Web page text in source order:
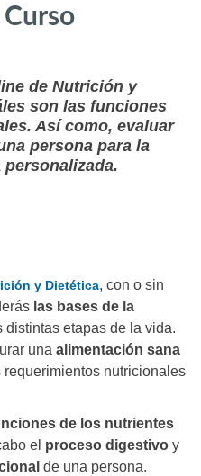
de Nutrición y
son las funciones
Así como, evaluar
persona para la
y Dietética, con o sin
las bases de la
distintas etapas de la vida.
una alimentación sana
requerimientos nutricionales
de los nutrientes
el proceso digestivo y
de una persona.